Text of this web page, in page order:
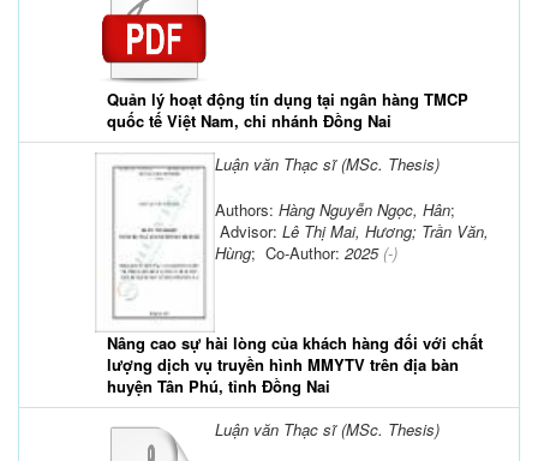
Quản lý hoạt động tín dụng tại ngân hàng TMCP
quốc tế Việt Nam, chi nhánh Đồng Nai
Luận văn Thạc sĩ (MSc. Thesis)
Nâng cao sự hài lòng của khách hàng đối với chất
lượng dịch vụ truyền hình MMYTV trên địa bàn
huyện Tân Phú, tỉnh Đồng Nai
Authors: Hàng Nguyễn Ngọc, Hân;
Advisor: Lê Thị Mai, Hương; Trần Văn,
Hùng; Co-Author: 2025(-)
Luận văn Thạc sĩ (MSc. Thesis)